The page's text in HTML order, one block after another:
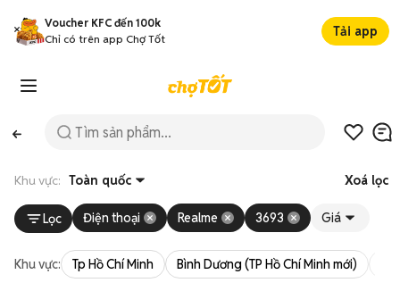
Voucher KFC đến 100k
Chỉ có trên app Chợ Tốt
Tải app
Khu vực: Toàn quốc Xoá lọc
Lọc Điện thoại Realme 3693 Giá
Khu vực: Tp Hồ Chí Minh Bình Dương (TP Hồ Chí Minh mới)